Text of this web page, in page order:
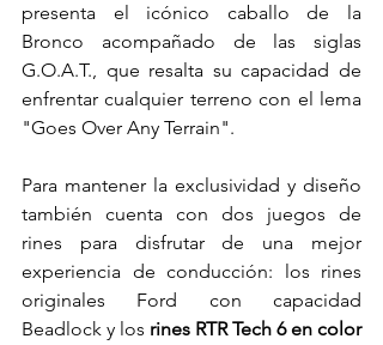
presenta el icónico caballo de la
Bronco acompañado de las siglas
G.O.A.T., que resalta su capacidad de
enfrentar cualquier terreno con el lema
"Goes Over Any Terrain".
Para mantener la exclusividad y diseño
también cuenta con dos juegos de
rines para disfrutar de una mejor
experiencia de conducción: los rines
originales Ford con capacidad
Beadlock y los rines RTR Tech 6 en color